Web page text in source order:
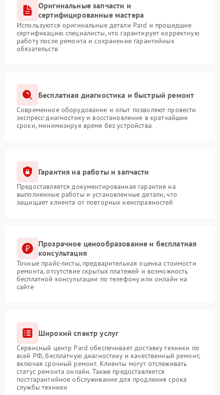
Оригинальные запчасти и
сертифицированные мастера
Используются оригинальные детали Pard и прошедшие
сертификацию специалисты, что гарантирует корректную
работу после ремонта и сохранение гарантийных
обязательств
Бесплатная диагностика и быстрый ремонт
Современное оборудование и опыт позволяют провести
экспресс-диагностику и восстановление в кратчайшие
сроки, минимизируя время без устройства
Гарантия на работы и запчасти
Предоставляется документированная гарантия на
выполненные работы и установленные детали, что
защищает клиента от повторных неисправностей
Прозрачное ценообразование и бесплатная
консультация
Точные прайс-листы, предварительная оценка стоимости
ремонта, отсутствие скрытых платежей и возможность
бесплатной консультации по телефону или онлайн на
сайте
Широкий спектр услуг
Сервисный центр Pard обеспечивает доставку техники по
всей РФ, бесплатную диагностику и качественный ремонт,
включая срочный ремонт. Клиенты могут отслеживать
статус ремонта онлайн. Также предоставляется
постгарантийное обслуживание для продления срока
службы техники